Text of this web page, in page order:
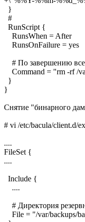
}
#
RunScript {
RunsWhen = After
RunsOnFailure = yes
# По завершению
Command = "rm -rf /
}
}
Снятие "бинарного
# vi /etc/bacula/client.d/
....
FileSet {
....
Include {
....
# Директория
File = "/var/backups/